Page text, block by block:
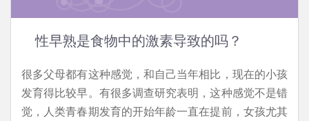
性早熟是食物中的激素导致的吗？
很多父母都有这种感觉，和自己当年相比，现在的小孩
发育得比较早。有很多调查研究表明，这种感觉不是错
觉，人类青春期发育的开始年龄一直在提前，女孩尤其